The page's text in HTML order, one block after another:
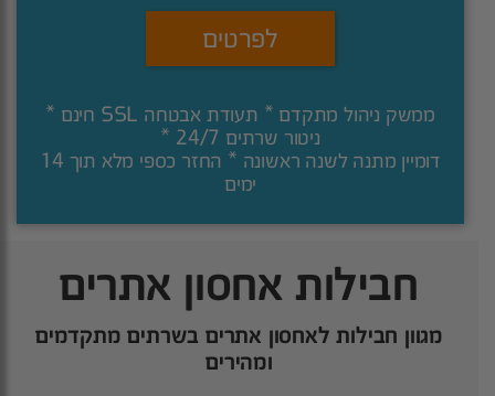
לפרטים
ממשק ניהול מתקדם * תעודת אבטחה SSL חינם *
ניטור שרתים 24/7 *
דומיין מתנה לשנה ראשונה * החזר כספי מלא תוך 14
ימים
חבילות אחסון אתרים
מגוון חבילות לאחסון אתרים בשרתים מתקדמים
ומהירים